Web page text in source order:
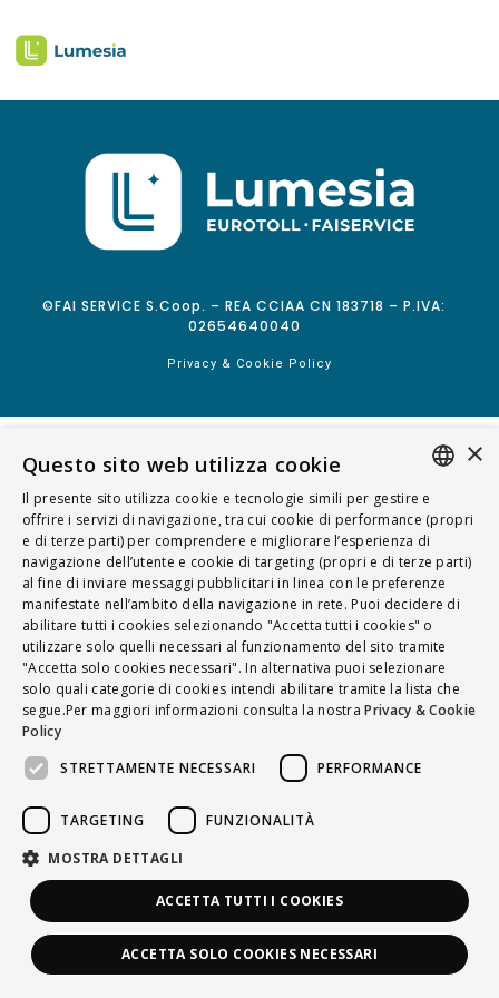
©FAI SERVICE S.Coop. – REA CCIAA CN 183718 – P.IVA:
02654640040
Privacy & Cookie Policy
ITALIAN
ENGLISH
FRENCH
HUNGARIAN
DEUTSCH
POLSKI
PORTUGUÊS
×
Questo sito web utilizza cookie
Il presente sito utilizza cookie e tecnologie simili per gestire e
offrire i servizi di navigazione, tra cui cookie di performance (propri
e di terze parti) per comprendere e migliorare l’esperienza di
navigazione dell’utente e cookie di targeting (propri e di terze parti)
al fine di inviare messaggi pubblicitari in linea con le preferenze
manifestate nell’ambito della navigazione in rete. Puoi decidere di
abilitare tutti i cookies selezionando "Accetta tutti i cookies" o
utilizzare solo quelli necessari al funzionamento del sito tramite
"Accetta solo cookies necessari". In alternativa puoi selezionare
solo quali categorie di cookies intendi abilitare tramite la lista che
segue.Per maggiori informazioni consulta la nostra Privacy & Cookie
Policy
STRETTAMENTE NECESSARI
PERFORMANCE
TARGETING FUNZIONALITÀ
MOSTRA DETTAGLI
ACCETTA TUTTI I COOKIES
ACCETTA SOLO COOKIES NECESSARI